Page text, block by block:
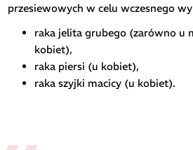
przesiewowych w celu wczesnego
raka jelita grubego (zarówno u
kobiet),
raka piersi (u kobiet),
raka szyjki macicy (u kobiet).